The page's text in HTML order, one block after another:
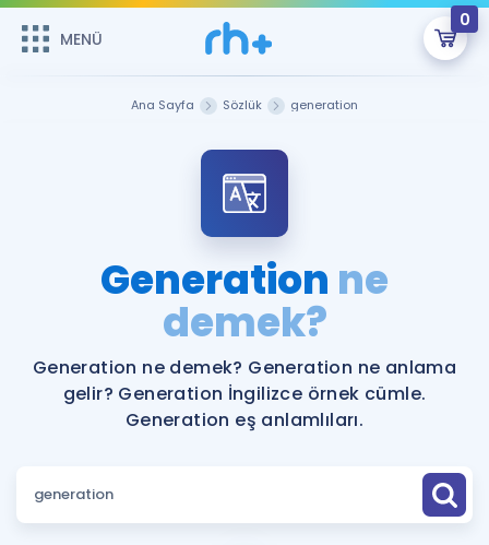
MENÜ
0
Şifremi Hatırlamıyorum
Sepetin Şu An Boş.
Remzi Hoca ile seni sınava hazırlayacak onlarca eğitim seni
bekliyor!
MENÜ
Katılımcı Görüşleri
Faydalı Araçlar
Ücretsiz Kaynaklar
İngilizce Gramer
Ana Sayfa Sözlük generation
Generation ne
demek?
Generation ne demek? Generation ne anlama
gelir? Generation İngilizce örnek cümle.
Generation eş anlamlıları.